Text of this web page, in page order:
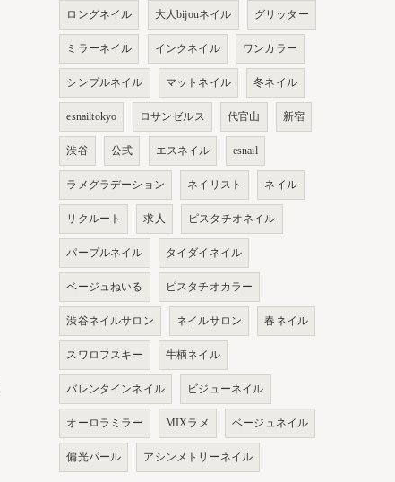
ロングネイル 大人bijouネイル グリッター
ミラーネイル インクネイル ワンカラー
シンプルネイル マットネイル 冬ネイル
esnailtokyo ロサンゼルス 代官山 新宿
渋谷 公式 エスネイル esnail
ラメグラデーション ネイリスト ネイル
リクルート 求人 ピスタチオネイル
パープルネイル タイダイネイル
ベージュねいる ピスタチオカラー
渋谷ネイルサロン ネイルサロン 春ネイル
スワロフスキー 牛柄ネイル
バレンタインネイル ビジューネイル
オーロラミラー MIXラメ ベージュネイル
偏光パール アシンメトリーネイル